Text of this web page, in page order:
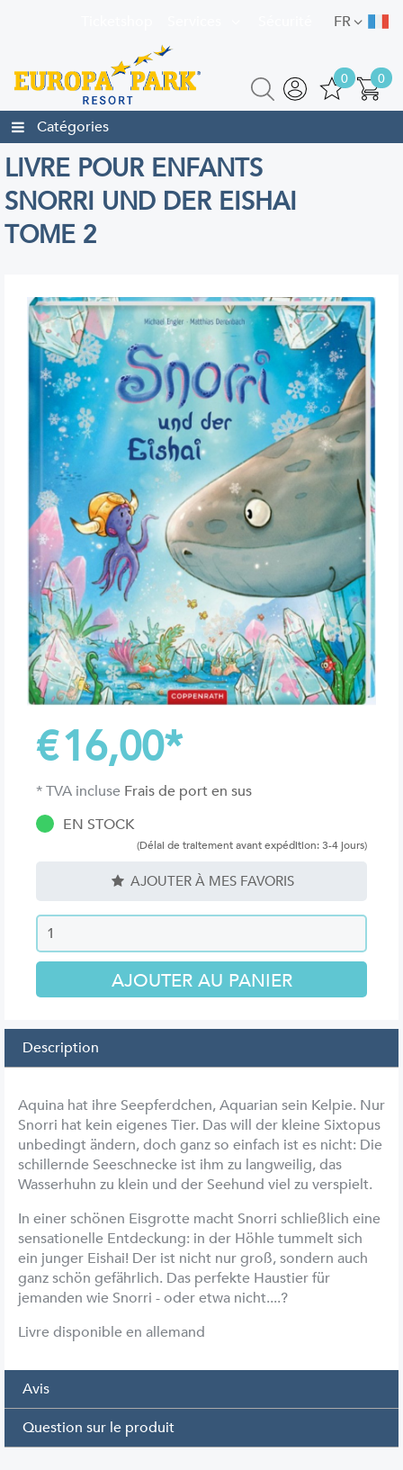
FR
0
0
Catégories
LIVRE POUR ENFANTS
SNORRI UND DER EISHAI
TOME 2
€16,00*
* TVA incluse Frais de port en sus
EN STOCK
(Délai de traitement avant expédition: 3-4 jours)
AJOUTER À MES FAVORIS
Description
Aquina hat ihre Seepferdchen, Aquarian sein Kelpie. Nur
Snorri hat kein eigenes Tier. Das will der kleine Sixtopus
unbedingt ändern, doch ganz so einfach ist es nicht: Die
schillernde Seeschnecke ist ihm zu langweilig, das
Wasserhuhn zu klein und der Seehund viel zu verspielt.
In einer schönen Eisgrotte macht Snorri schließlich eine
sensationelle Entdeckung: in der Höhle tummelt sich
ein junger Eishai! Der ist nicht nur groß, sondern auch
ganz schön gefährlich. Das perfekte Haustier für
jemanden wie Snorri - oder etwa nicht....?
Livre disponible en allemand
Avis
Question sur le produit